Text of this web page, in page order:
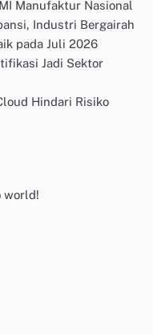
Manufaktur Nasional
Industri Bergairah
pada Juli 2026
Jadi Sektor
Hindari Risiko
world!